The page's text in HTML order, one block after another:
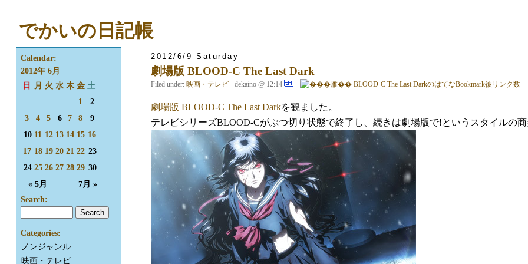
でかいの日記帳
2012/6/9 Saturday
劇場版 BLOOD-C The Last Dark
Filed under: 映画・テレビ - dekaino @ 12:14
劇場版 BLOOD-C The Last Darkを観ました。
テレビシリーズBLOOD-Cがぶつ切り状態で終了し、続きは劇場版で!というスタイルの商
Calendar:
2012年 6月
日
月 火 水 木 金 土
« 5月 7月 »
1
2
3
4 5 6 7 8
9
10 11 12 13 14 15 16
17 18 19 20 21 22 23
24 25 26 27 28 29 30
Search:
Categories:
ノンジャンル
映画・テレビ